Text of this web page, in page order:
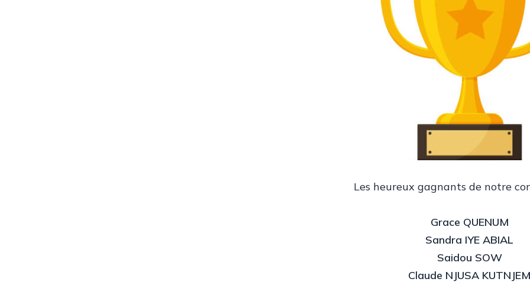
Microscope Opératoire
Microscope Spéculaire
Tables
Fauteuils
Verres
Solutions
Les heureux gagnants de notre
Grace QUENUM
Sandra IYE ABIAL
Saidou SOW
Claude NJUSA